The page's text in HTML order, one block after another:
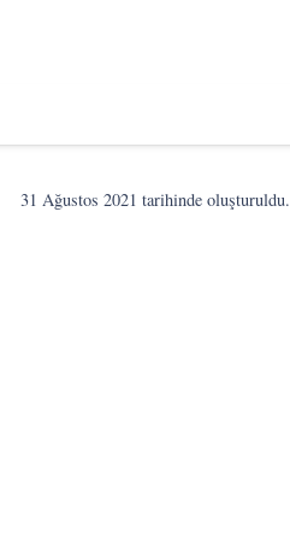
31 Ağustos 2021 tarihinde oluşturuldu.